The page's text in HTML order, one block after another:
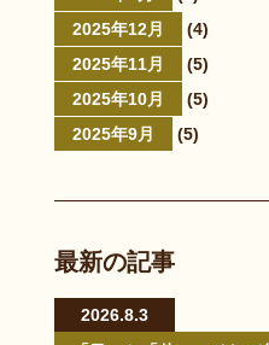
2025年12月
(4)
2025年11月
(5)
2025年10月
(5)
2025年9月
(5)
最新の記事
2026.8.3